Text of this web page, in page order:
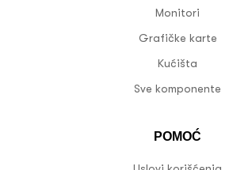
Monitori
Grafičke karte
Kućišta
Sve komponente
POMOĆ